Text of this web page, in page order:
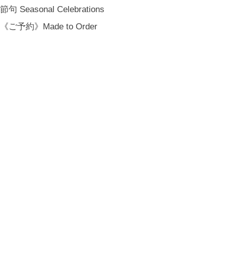
節句 Seasonal Celebrations
《ご予約》Made to Order
[ MAIL MAGAZINE ]